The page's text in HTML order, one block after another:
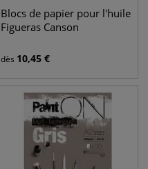
Blocs de papier pour l'huile
Figueras Canson
dès 10,45 €